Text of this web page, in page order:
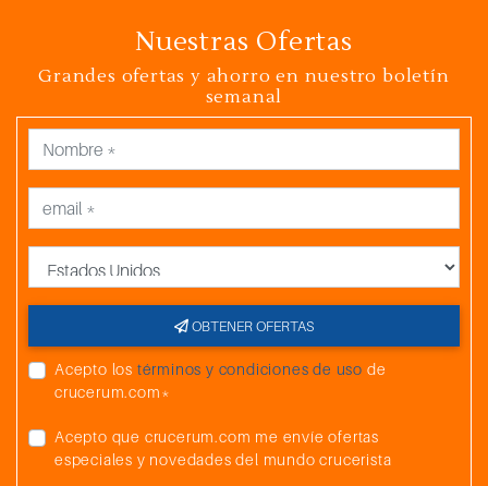
Nuestras Ofertas
Grandes ofertas y ahorro en nuestro boletín
semanal
OBTENER OFERTAS
Acepto los términos y condiciones de uso de
crucerum.com*
Acepto que crucerum.com me envíe ofertas
especiales y novedades del mundo crucerista